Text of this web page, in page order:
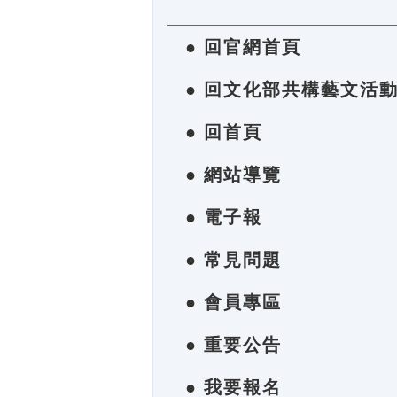
● 回官網首頁
● 回文化部共構藝文活
● 回首頁
● 網站導覽
● 電子報
● 常見問題
● 會員專區
● 重要公告
● 我要報名